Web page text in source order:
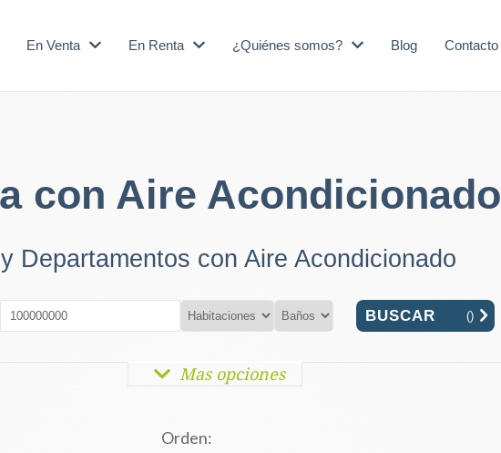
En Venta En Renta ¿Quiénes somos? Blog Contacto
con Aire Acondicionado
Departamentos con Aire Acondicionado
()
Mas opciones
Orden: